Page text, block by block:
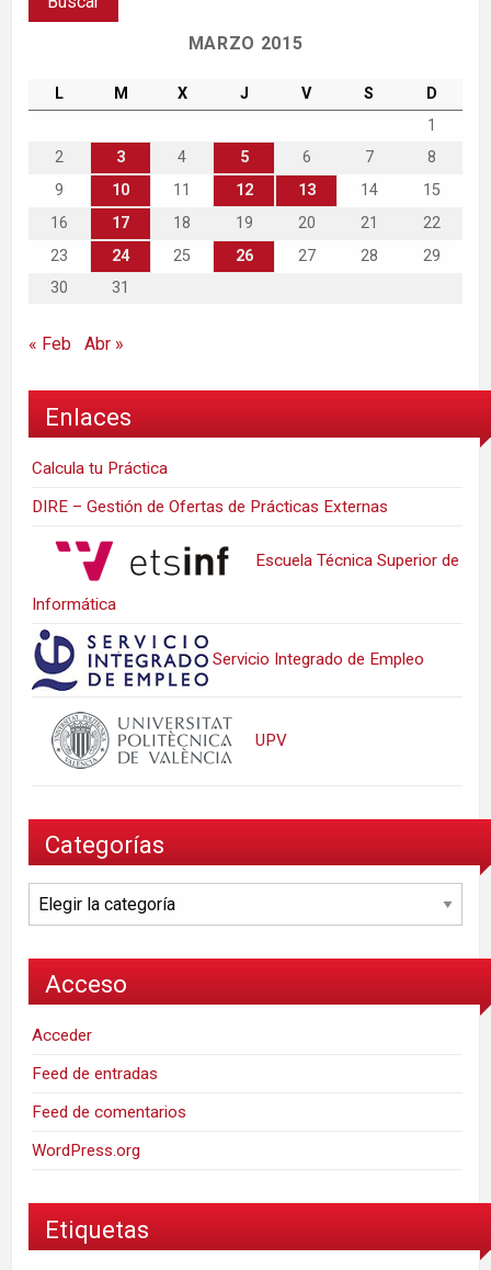
MARZO 2015
L M X J V S
D
1
2
3 4 5 6 7
8
9
10 11 12 13 14
15
16
17 18 19 20 21
22
23
24 25 26 27 28
29
30
31
« Feb Abr »
Enlaces
Calcula tu Práctica
DIRE – Gestión de Ofertas de Prácticas Externas
Escuela Técnica Superior de
Informática
Servicio Integrado de Empleo
UPV
Categorías
Categorías
Acceso
Acceder
Feed de entradas
Feed de comentarios
WordPress.org
Etiquetas